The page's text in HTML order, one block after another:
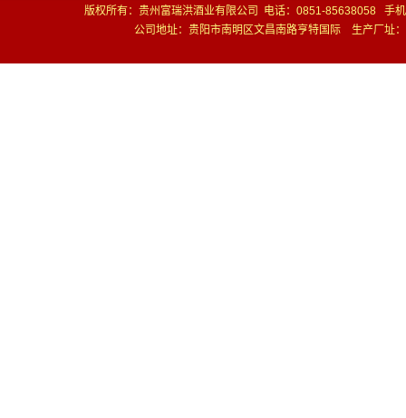
版权所有：贵州富瑞洪酒业有限公司 电话：0851-85638058
公司地址：贵阳市南明区文昌南路亨特国际 生产厂址